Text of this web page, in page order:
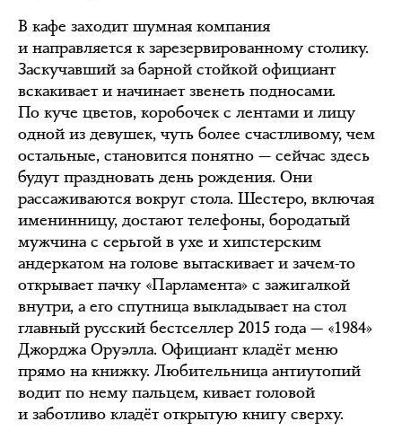
В кафе заходит шумная компания
и направляется к зарезервированному столику.
Заскучавший за барной стойкой официант
вскакивает и начинает звенеть подносами.
По куче цветов, коробочек с лентами и лицу
одной из девушек, чуть более счастливому, чем
остальные, становится понятно — сейчас здесь
будут праздновать день рождения. Они
рассаживаются вокруг стола. Шестеро, включая
именинницу, достают телефоны, бородатый
мужчина с серьгой в ухе и хипстерским
андеркатом на голове вытаскивает и зачем-то
открывает пачку «Парламента» с зажигалкой
внутри, а его спутница выкладывает на стол
главный русский бестселлер 2015 года — «1984»
Джорджа Оруэлла. Официант кладёт меню
прямо на книжку. Любительница антиутопий
водит по нему пальцем, кивает головой
и заботливо кладёт открытую книгу сверху.